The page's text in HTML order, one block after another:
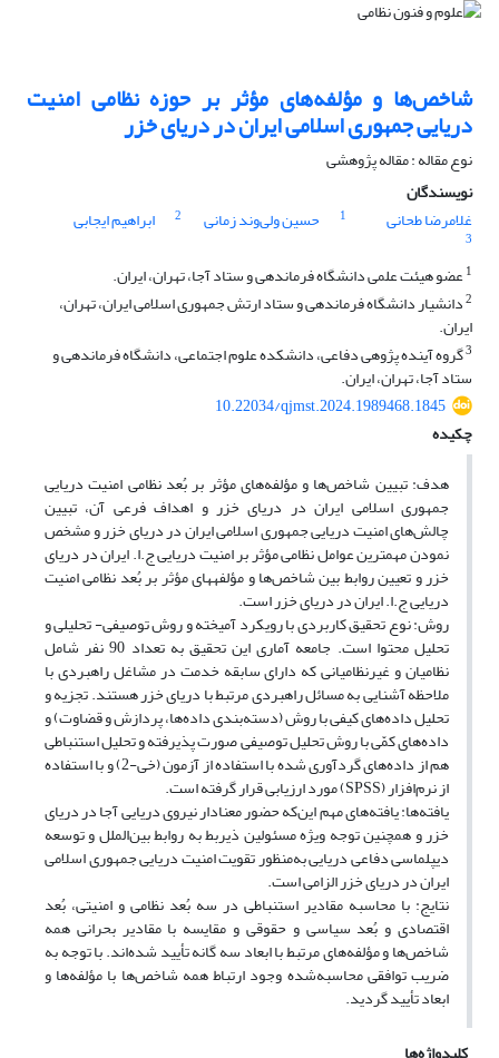
شاخص‌ها و مؤلفه‌های مؤثر بر حوزه نظامی امنیت
دریایی جمهوری اسلامی ایران در دریای خزر
نوع مقاله : مقاله پژوهشی
نویسندگان
غلامرضا طحانی
1 حسین ولی‌وند زمانی 2 ابراهیم ایجابی
3
1عضو هیئت علمی دانشگاه فرماندهی و ستاد آجا، تهران، ایران.
2دانشیار دانشگاه فرماندهی و ستاد ارتش جمهوری اسلامی ایران، تهران،
ایران.
3گروه آینده پژوهی دفاعی، دانشکده علوم اجتماعی، دانشگاه فرماندهی و
ستاد آجا، تهران، ایران.
10.22034/qjmst.2024.1989468.1845
چکیده
هدف: تبیین شاخص‌ها و مؤلفه‌های مؤثر بر بُعد نظامی امنیت دریایی
جمهوری اسلامی ایران در دریای خزر و اهداف فرعی آن، تبیین
چالش‌های امنیت دریایی جمهوری اسلامی ایران در دریای خزر و مشخص
نمودن مهم‏ترین عوامل نظامی مؤثر بر امنیت دریایی ج.ا. ایران در دریای
خزر و تعیین روابط بین شاخص‌ها و مؤلفه‏های مؤثر بر بُعد نظامی امنیت
دریایی ج.ا. ایران در دریای خزر است.
روش: نوع تحقیق کاربردی با رویکرد آمیخته و روش توصیفی- تحلیلی و
تحلیل محتوا است. جامعه آماری این تحقیق به تعداد 90 نفر شامل
نظامیان و غیرنظامیانی که دارای سابقه خدمت در مشاغل راهبردی با
ملاحظه آشنایی به مسائل راهبردی مرتبط با دریای خزر هستند. تجزیه و
تحلیل داده‌های کیفی با روش (دسته‌بندی داده‌ها، پردازش و قضاوت) و
داده‌های کمّی با روش تحلیل توصیفی صورت پذیرفته و تحلیل استنباطی
هم از داده‌های گردآوری شده با استفاده از آزمون (خی-2) و با استفاده
از نرم‌افزار (SPSS) مورد ارزیابی قرار گرفته است.
یافته‌ها: یافته‌های مهم این‌که حضور معنادار نیروی دریایی آجا در دریای
خزر و همچنین توجه ویژه مسئولین ذیربط به روابط بین‌الملل و توسعه
دیپلماسی دفاعی دریایی به‌منظور تقویت امنیت دریایی جمهوری اسلامی
ایران در دریای خزر الزامی است.
نتایج: با محاسبه مقادیر استنباطی در سه بُعد نظامی و امنیتی، بُعد
اقتصادی و بُعد سیاسی و حقوقی و مقایسه با مقادیر بحرانی همه
شاخص‌ها و مؤلفه‌های مرتبط با ابعاد سه گانه تأیید شده‌اند. با توجه به
ضریب توافقی محاسبه‌شده وجود ارتباط همه شاخص‌ها با مؤلفه‌ها و
ابعاد تأیید گردید.